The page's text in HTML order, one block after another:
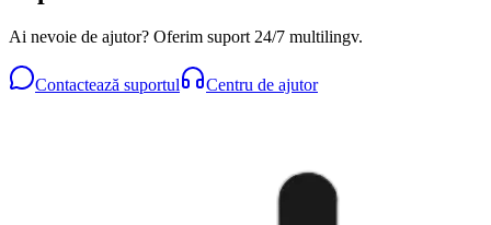
Ai nevoie de ajutor? Oferim suport 24/7 multilingv.
Contactează suportul Centru de ajutor